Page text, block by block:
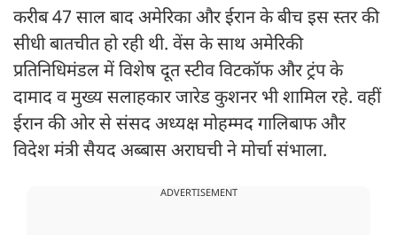
करीब 47 साल बाद अमेरिका और ईरान के बीच इस स्तर की
सीधी बातचीत हो रही थी. वेंस के साथ अमेरिकी
प्रतिनिधिमंडल में विशेष दूत स्टीव विटकॉफ और ट्रंप के
दामाद व मुख्य सलाहकार जारेड कुशनर भी शामिल रहे. वहीं
ईरान की ओर से संसद अध्यक्ष मोहम्मद गालिबाफ और
विदेश मंत्री सैयद अब्बास अराघची ने मोर्चा संभाला.
ADVERTISEMENT